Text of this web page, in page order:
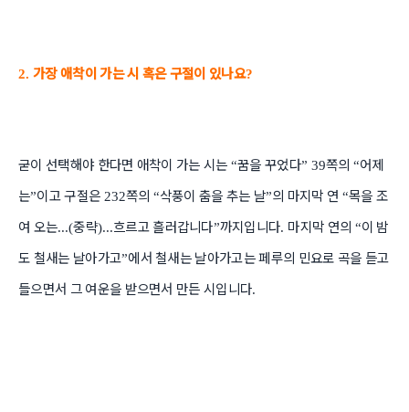
2. 가장 애착이 가는 시 혹은 구절이 있나요?
굳이 선택해야 한다면 애착이 가는 시는“꿈을 꾸었다” 39쪽의 “어제
는”이고 구절은 232쪽의 “삭풍이 춤을 추는 날”의 마지막 연 “목을 조
여 오는...(중략)...흐르고 흘러갑니다”까지입니다. 마지막 연의 “이 밤
도 철새는 날아가고”에서 철새는 날아가고는 페루의 민요로 곡을 듣고
들으면서 그 여운을 받으면서 만든 시입니다.